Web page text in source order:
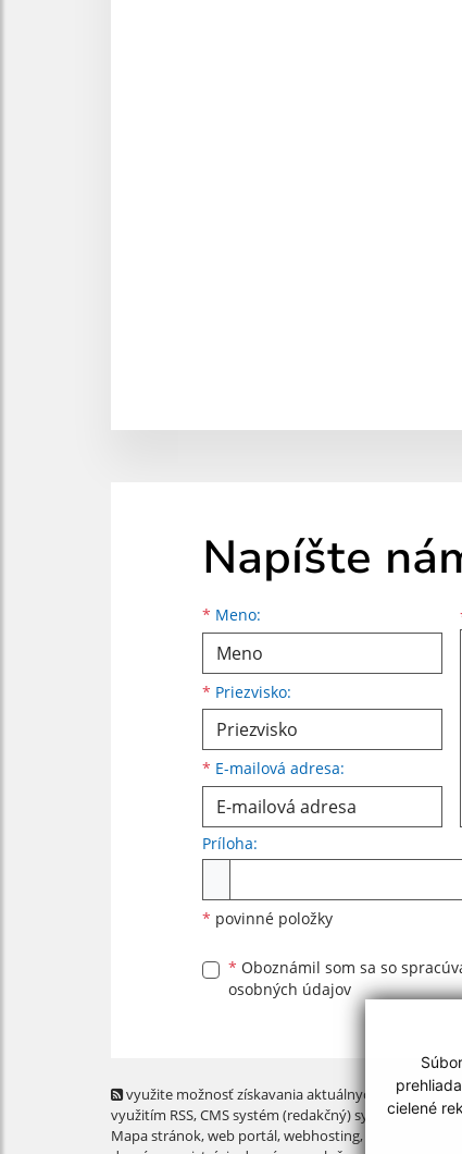
cielené
Napíšte
* Meno:
Meno
* Priezvisko:
Priezvisko
* E-mailová adresa:
E-mailová adresa
Príloha:
* povinné položky
* Oboznámil som sa so
osobných údajov
využite možnosť získavania aktuálnych informácií s
využitím RSS, CMS systém (redakčný) systém
Mapa stránok,web portál,webhosting,